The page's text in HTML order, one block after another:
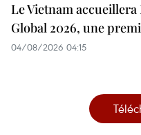
Le Vietnam
Global 2026, une
04/08/2026 04:15